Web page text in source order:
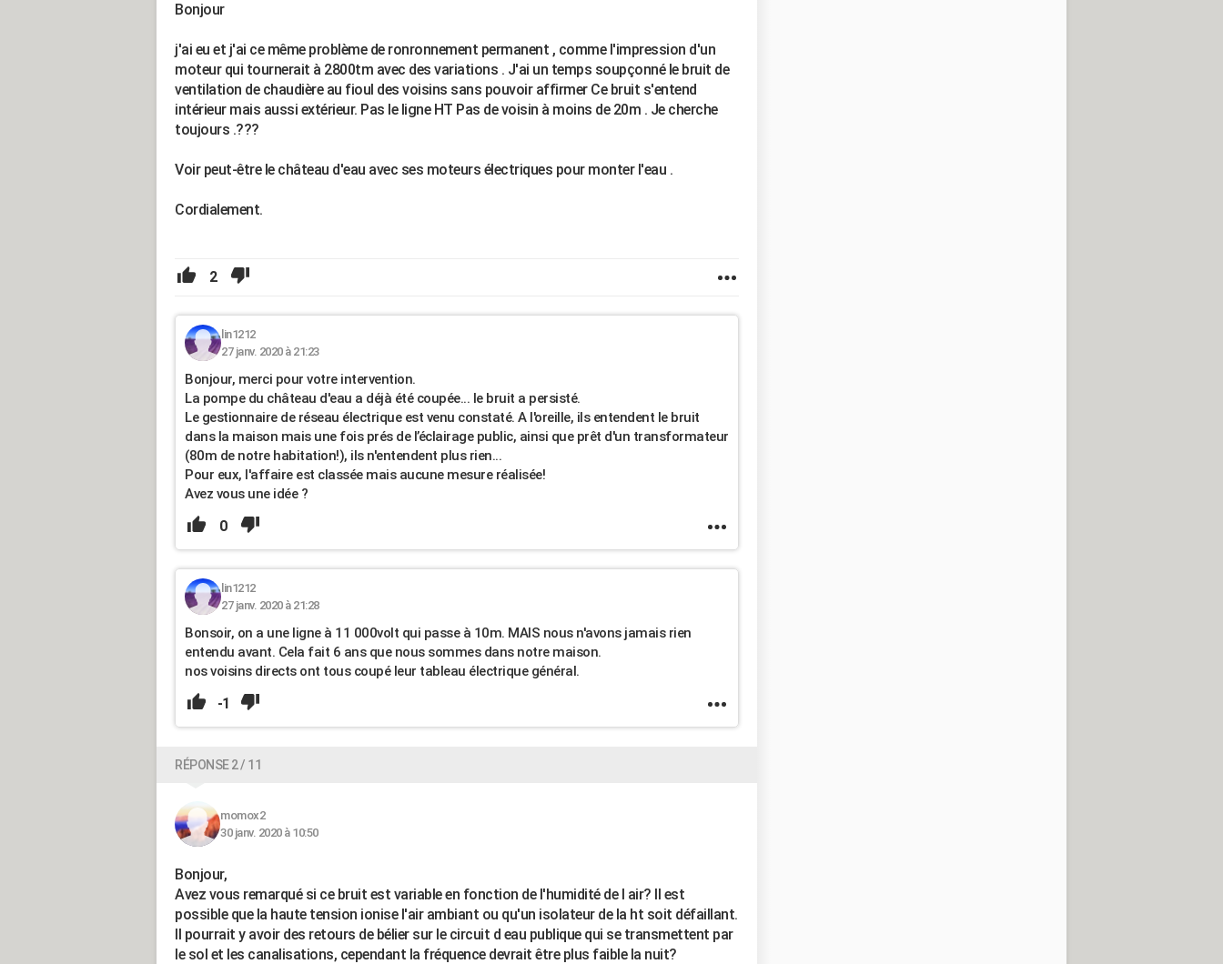
Bonjour
j'ai eu et j'ai ce même problème de ronronnement permanent , comme l'impression d'un
moteur qui tournerait à 2800tm avec des variations . J'ai un temps soupçonné le bruit de
ventilation de chaudière au fioul des voisins sans pouvoir affirmer Ce bruit s'entend
intérieur mais aussi extérieur. Pas le ligne HT Pas de voisin à moins de 20m . Je cherche
toujours .???
Voir peut-être le château d'eau avec ses moteurs électriques pour monter l'eau .
Cordialement.
2
lin1212
27 janv. 2020 à 21:23
Bonjour, merci pour votre intervention.
La pompe du château d'eau a déjà été coupée... le bruit a persisté.
Le gestionnaire de réseau électrique est venu constaté. A l'oreille, ils entendent le bruit
dans la maison mais une fois prés de l’éclairage public, ainsi que prêt d'un transformateur
(80m de notre habitation!), ils n'entendent plus rien...
Pour eux, l'affaire est classée mais aucune mesure réalisée!
Avez vous une idée ?
0
lin1212
27 janv. 2020 à 21:28
Bonsoir, on a une ligne à 11 000volt qui passe à 10m. MAIS nous n'avons jamais rien
entendu avant. Cela fait 6 ans que nous sommes dans notre maison.
nos voisins directs ont tous coupé leur tableau électrique général.
-1
RÉPONSE 2 / 11
momox2
30 janv. 2020 à 10:50
Bonjour,
Avez vous remarqué si ce bruit est variable en fonction de l'humidité de l air? Il est
possible que la haute tension ionise l'air ambiant ou qu'un isolateur de la ht soit défaillant.
Il pourrait y avoir des retours de bélier sur le circuit d eau publique qui se transmettent par
le sol et les canalisations, cependant la fréquence devrait être plus faible la nuit?